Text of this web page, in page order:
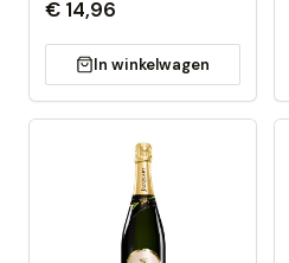
€ 14,96
In winkelwagen